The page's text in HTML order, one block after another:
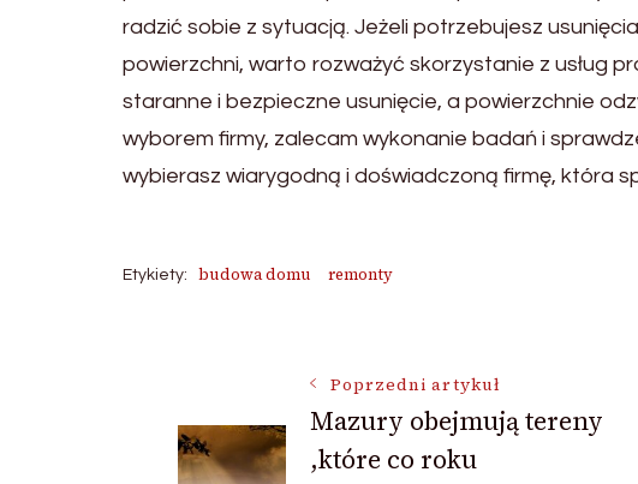
radzić sobie z sytuacją. Jeżeli potrzebujesz
powierzchni, warto rozważyć skorzystanie z usług
staranne i bezpieczne usunięcie, a powierzchnie
wyborem firmy, zalecam wykonanie badań i
wybierasz wiarygodną i doświadczoną firmę, która
Etykiety: budowa domu remonty
Nawigacja
wpisu
Poprzedni artykuł
Mazury obejmują tereny
,które co roku